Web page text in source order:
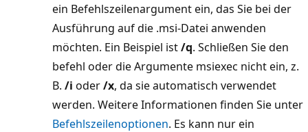
ein Befehlszeilenargument ein, das Sie bei der
Ausführung auf die .msi-Datei anwenden
möchten. Ein Beispiel ist/q. Schließen Sie den
befehl oder die Argumente msiexec nicht ein, z.
B. /i oder/x, da sie automatisch verwendet
werden. Weitere Informationen finden Sie unter
Befehlszeilenoptionen. Es kann nur ein